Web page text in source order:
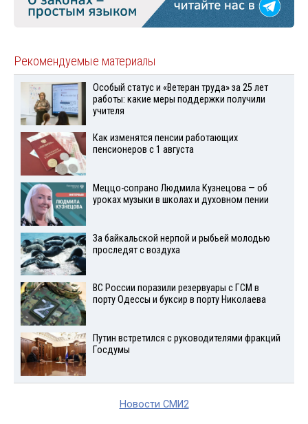
Рекомендуемые материалы
Особый статус и «Ветеран труда» за 25 лет
работы: какие меры поддержки получили
учителя
Как изменятся пенсии работающих
пенсионеров с 1 августа
Меццо-сопрано Людмила Кузнецова — об
уроках музыки в школах и духовном пении
За байкальской нерпой и рыбьей молодью
проследят с воздуха
ВС России поразили резервуары с ГСМ в
порту Одессы и буксир в порту Николаева
Путин встретился с руководителями фракций
Госдумы
Новости СМИ2